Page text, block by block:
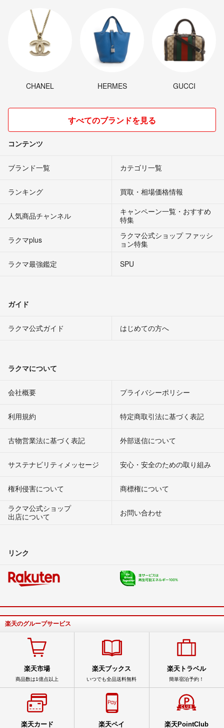
CHANEL HERMES GUCCI
すべてのブランドを見る
コンテンツ
ブランド一覧 カテゴリ一覧
ランキング 買取・相場価格情報
人気商品チャンネル
キャンペーン一覧・おすすめ
特集
ラクマplus
ラクマ公式ショップ ファッシ
ョン特集
ラクマ最強鑑定
SPU
ガイド
ラクマ公式ガイド はじめての方へ
ラクマについて
会社概要 プライバシーポリシー
利用規約 特定商取引法に基づく表記
古物営業法に基づく表記 外部送信について
サステナビリティメッセージ 安心・安全のための取り組み
権利侵害について
商標権について
ラクマ公式ショップ
出店について
お問い合わせ
リンク
楽天のグループサービス
楽天市場
商品数は1億点以上
楽天ブックス
いつでも全品送料無料
楽天トラベル
簡単宿泊予約！
楽天カード 楽天ペイ 楽天PointClub